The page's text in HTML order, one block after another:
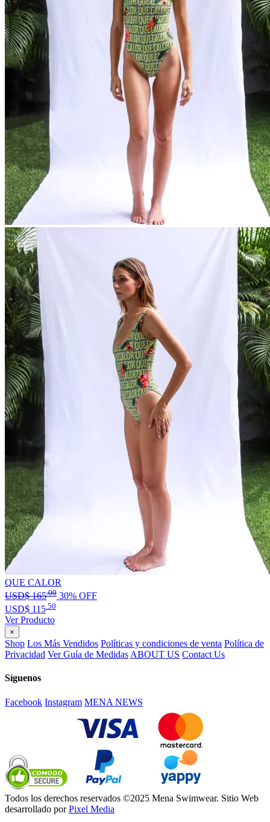
QUE CALOR
USD$165.00 30% OFF
USD$ 115 .50
Ver Producto
×
Shop Los Más Vendidos Políticas y condiciones de venta Política de
Privacidad Ver Guía de Medidas ABOUT US Contact Us
Síguenos
Facebook Instagram MENA NEWS
Todos los derechos reservados ©2025 Mena Swimwear. Sitio Web
desarrollado porPixel Media